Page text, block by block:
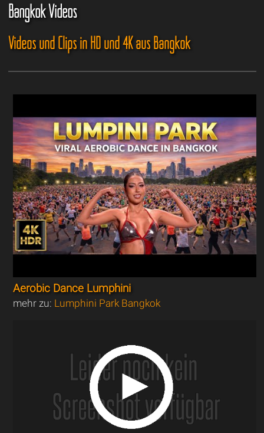
Bangkok Videos
Videos und Clips in HD und 4K aus Bangkok
Aerobic Dance Lumphini
mehr zu: Lumphini Park Bangkok